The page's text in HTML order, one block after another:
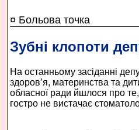
¤ Больова точка
Зубні клопоти
На останньому засіданні
здоров’я, материнства та
обласної ради йшлося про те,
гостро не вистачає